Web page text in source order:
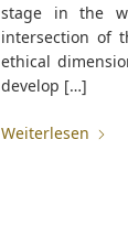
stage in the
intersection of
ethical
develop […]
Weiterlesen